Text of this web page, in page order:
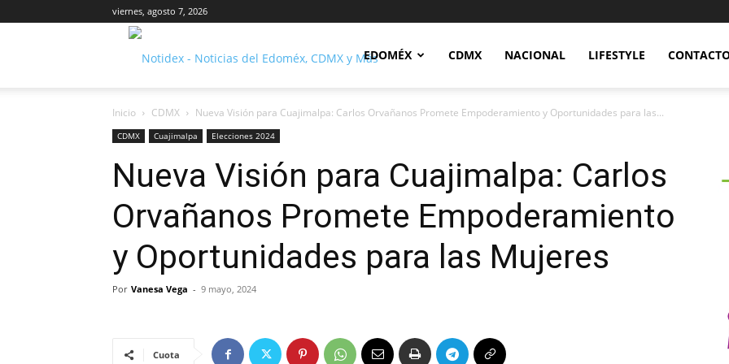
viernes, agosto 7, 2026
Notidex
EDOMÉX CDMX NACIONAL LIFESTYLE
Inicio CDMX Nueva Visión para Cuajimalpa: Carlos Orvañanos Promete Empoderamiento y Oportunidades para las...
CDMX Cuajimalpa Elecciones 2024
Nueva Visión para Cuajimalpa: Carlos
Orvañanos Promete Empoderamiento
y Oportunidades para las Mujeres
Por Vanesa Vega - 9 mayo, 2024
Cuota